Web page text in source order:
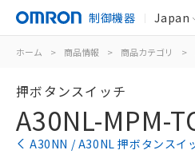
制御機器 Japan
ホーム > 商品情報 > 商品カテゴリ >
押ボタンスイッチ
A30NL-MPM-
A30NN / A30NL 押ボタンスイ